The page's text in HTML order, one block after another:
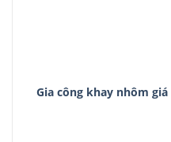
Gia công khay nhôm